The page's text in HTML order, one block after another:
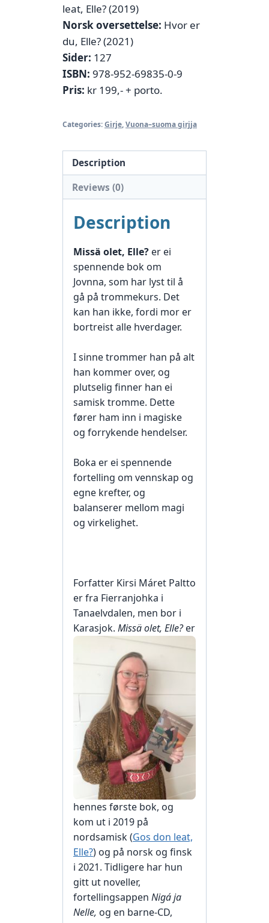
leat, Elle? (2019)
Norsk oversettelse: Hvor er
du, Elle? (2021)
Sider: 127
ISBN: 978-952-69835-0-9
Pris: kr 199,- + porto.
Categories:Girje Vuona–suoma girjja
Description
Reviews (0)
Description
Missä olet, Elle? er ei
spennende bok om
Jovnna, som har lyst til å
gå på trommekurs. Det
kan han ikke, fordi mor er
bortreist alle hverdager.
I sinne trommer han på alt
han kommer over, og
plutselig finner han ei
samisk tromme. Dette
fører ham inn i magiske
og forrykende hendelser.
Boka er ei spennende
fortelling om vennskap og
egne krefter, og
balanserer mellom magi
og virkelighet.
Forfatter Kirsi Máret Paltto
er fra Fierranjohka i
Tanaelvdalen, men bor i
Karasjok. Missä olet, Elle?er
hennes første bok, og
kom ut i 2019 på
nordsamisk (Gos don leat,
Elle?) og på norsk og finsk
i 2021. Tidligere har hun
gitt ut noveller,
fortellingsappen Nigá ja
Nelle, og en barne-CD,